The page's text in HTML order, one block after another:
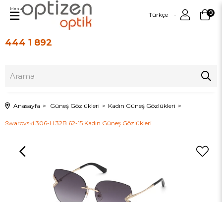
444 1 892
Türkçe 0
Menu
Anasayfa Güneş Gözlükleri Kadın Güneş Gözlükleri
Swarovski 306-H 32B 62-15 Kadın Güneş Gözlükleri